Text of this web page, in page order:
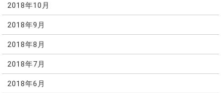
2018年10月
2018年9月
2018年8月
2018年7月
2018年6月